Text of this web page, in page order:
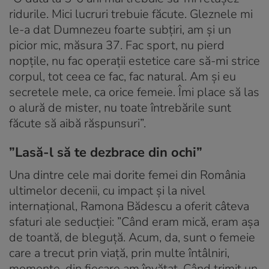
ridurile. Mici lucruri trebuie făcute. Gleznele mi
le-a dat Dumnezeu foarte subțiri, am și un
picior mic, măsura 37. Fac sport, nu pierd
nopțile, nu fac operații estetice care să-mi strice
corpul, tot ceea ce fac, fac natural. Am și eu
secretele mele, ca orice femeie. Îmi place să las
o alură de mister, nu toate întrebările sunt
făcute să aibă răspunsuri”.
”Lasă-l să te dezbrace din ochi”
Una dintre cele mai dorite femei din România
ultimelor decenii, cu impact și la nivel
internațional, Ramona Bădescu a oferit câteva
sfaturi ale seducției: ”Când eram mică, eram așa
de toantă, de bleguță. Acum, da, sunt o femeie
care a trecut prin viață, prin multe întâlniri,